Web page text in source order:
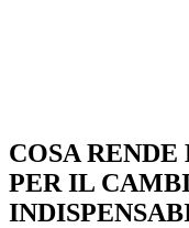
COSA
PER IL